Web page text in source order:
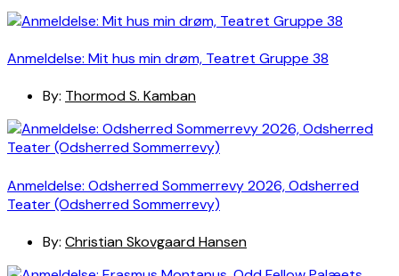
Anmeldelse: Mit hus min drøm, Teatret Gruppe 38
By: Thormod S. Kamban
Anmeldelse: Odsherred Sommerrevy 2026, Odsherred
Teater (Odsherred Sommerrevy)
By: Christian Skovgaard Hansen